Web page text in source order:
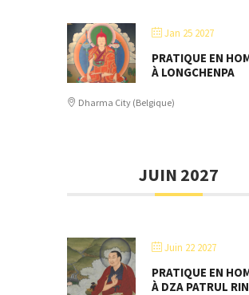
Jan 25 2027
PRATIQUE EN
À LONGCHENPA
Dharma City (Belgique)
JUIN 2027
Juin 22 2027
PRATIQUE EN
À DZA PATRUL